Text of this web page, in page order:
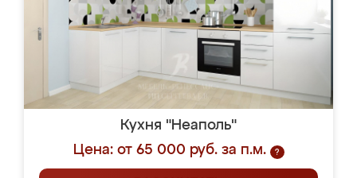
Кухня "Неаполь"
Цена: от 65 000 руб. за п.м.
?